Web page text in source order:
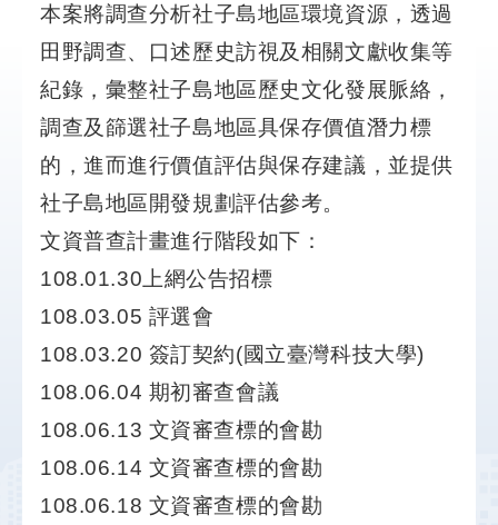
社
會
溝
綜
服
務
友
站
連
結
工
規
劃
本案將調查分析社子島地區環境資源，透過
田野調查、口述歷史訪視及相關文獻收集等
紀錄，彙整社子島地區歷史文化發展脈絡，
調查及篩選社子島地區具保存價值潛力標
的，進而進行價值評估與保存建議，並提供
社子島地區開發規劃評估參考。
文資普查計畫進行階段如下：
108.01.30上網公告招標
108.03.05 評選會
108.03.20 簽訂契約(國立臺灣科技大學)
108.06.04 期初審查會議
108.06.13 文資審查標的會勘
108.06.14 文資審查標的會勘
108.06.18 文資審查標的會勘